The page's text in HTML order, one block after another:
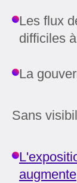
Les flux
difficiles
La
Sans
augmente